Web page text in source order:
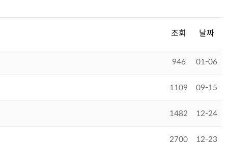
조회 날짜
946 01-06
1109 09-15
1482 12-24
2700 12-23